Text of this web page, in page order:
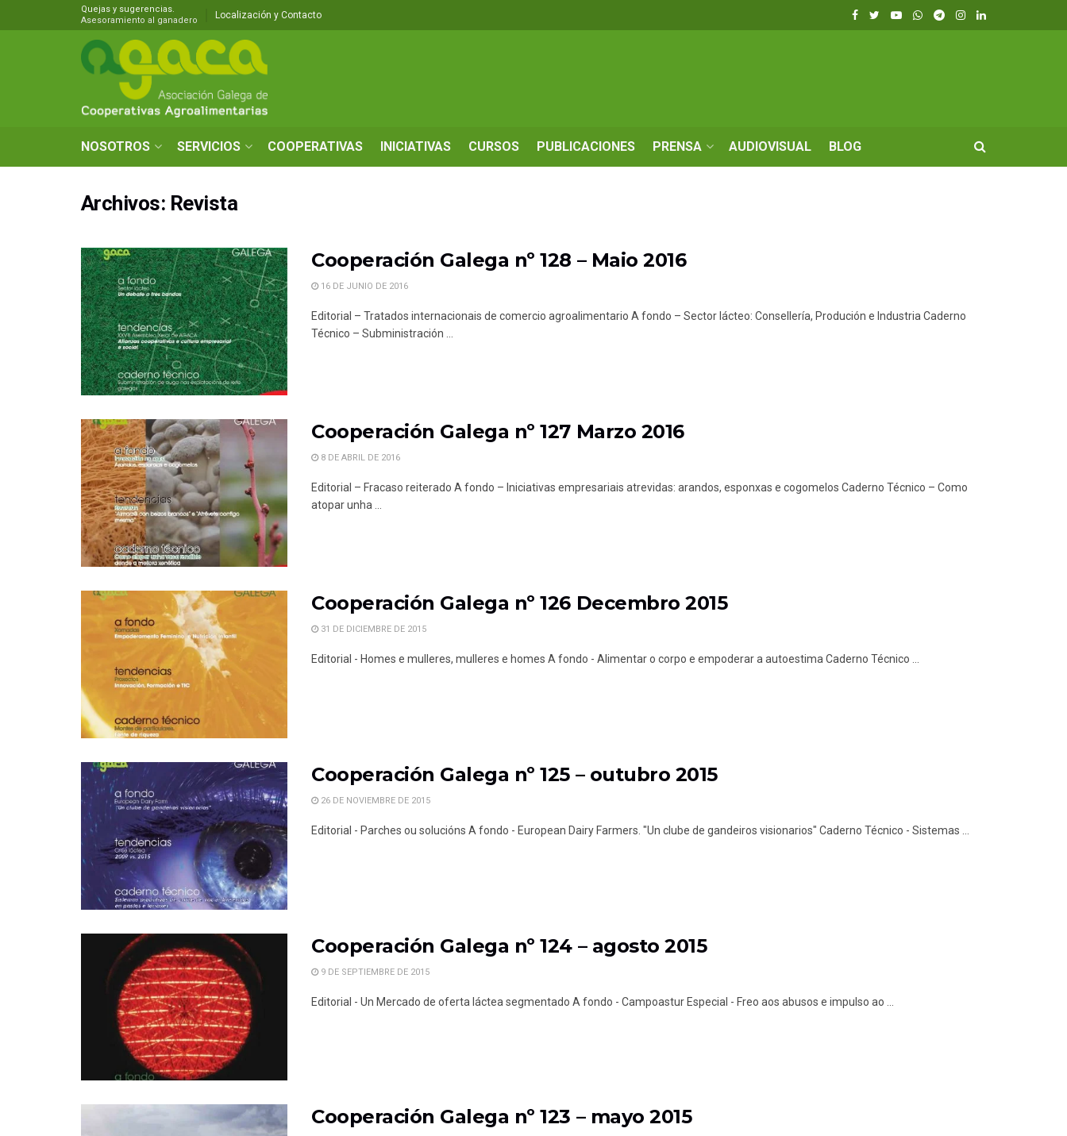
Quejas y sugerencias.
Asesoramiento al ganadero
Localización y Contacto
NOSOTROS SERVICIOS COOPERATIVAS INICIATIVAS CURSOS PUBLICACIONES PRENSA AUDIOVISUAL BLOG
Archivos: Revista
Cooperación Galega nº 128 – Maio 2016
16 DE JUNIO DE 2016
Editorial – Tratados internacionais de comercio agroalimentario A fondo – Sector lácteo: Consellería, Produción e Industria Caderno
Técnico – Subministración ...
Cooperación Galega nº 127 Marzo 2016
8 DE ABRIL DE 2016
Editorial – Fracaso reiterado A fondo – Iniciativas empresariais atrevidas: arandos, esponxas e cogomelos Caderno Técnico – Como
atopar unha ...
Cooperación Galega nº 126 Decembro 2015
31 DE DICIEMBRE DE 2015
Editorial - Homes e mulleres, mulleres e homes A fondo - Alimentar o corpo e empoderar a autoestima Caderno Técnico ...
Cooperación Galega nº 125 – outubro 2015
26 DE NOVIEMBRE DE 2015
Editorial - Parches ou solucións A fondo - European Dairy Farmers. "Un clube de gandeiros visionarios" Caderno Técnico - Sistemas ...
Cooperación Galega nº 124 – agosto 2015
9 DE SEPTIEMBRE DE 2015
Editorial - Un Mercado de oferta láctea segmentado A fondo - Campoastur Especial - Freo aos abusos e impulso ao ...
Cooperación Galega nº 123 – mayo 2015